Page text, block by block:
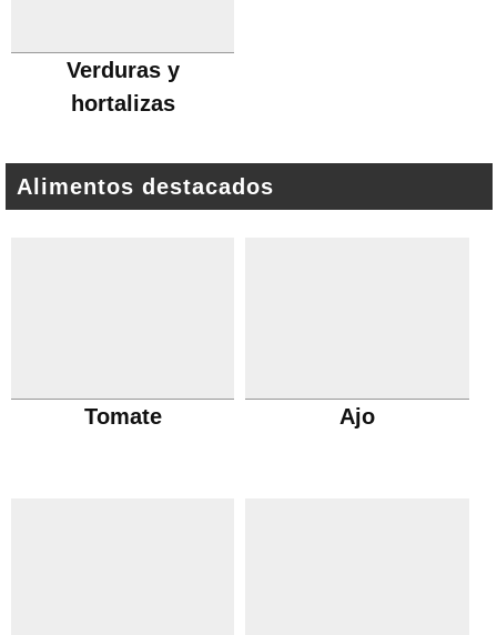
Verduras y
hortalizas
Alimentos destacados
Tomate Ajo